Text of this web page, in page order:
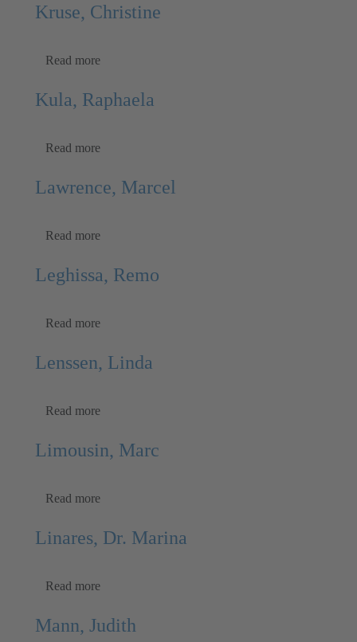
Kruse, Christine
Read more
Kula, Raphaela
Read more
Lawrence, Marcel
Read more
Leghissa, Remo
Read more
Lenssen, Linda
Read more
Limousin, Marc
Read more
Linares, Dr. Marina
Read more
Mann, Judith